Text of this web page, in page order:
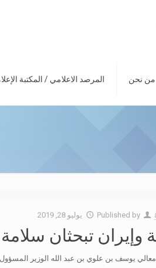
من نحن المرصد الاعلامي / المكتبة
Published by يوليو 28, 2019
وإيران تبحثان
معالي يوسف بن علوي بن عبد الله الوزير